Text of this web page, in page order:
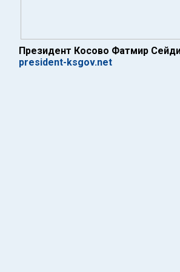
Президент Косово Фатмир
president-ksgov.net